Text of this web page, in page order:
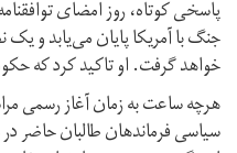
پاسخی کوتاه، روز امضای
جنگ با آمریکا پایان می‌یابد و
خواهد گرفت. او تاکید کرد که
هرچه ساعت به زمان آغاز رسمی
سیاسی فرماندهان طالبان حاضر